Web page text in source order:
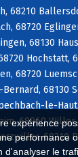
expérience
performance
d'analyser le
68210
68720
68130
Hochstatt,
68720
68130
le-
68960
68210